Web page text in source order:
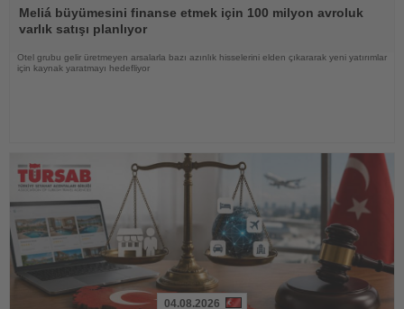
Oku
Meliá büyümesini finanse etmek için 100 milyon avroluk
varlık satışı planlıyor
Otel grubu gelir üretmeyen arsalarla bazı azınlık hisselerini elden çıkararak yeni yatırımlar
için kaynak yaratmayı hedefliyor
04.08.2026